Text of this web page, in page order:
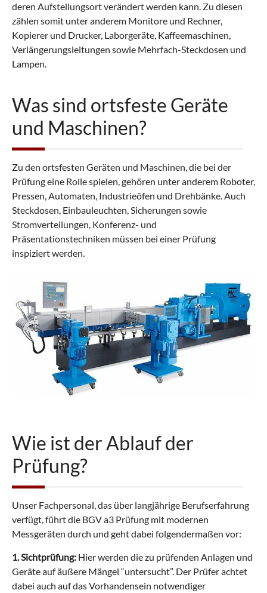
deren Aufstellungsort verändert werden kann. Zu diesen
zählen somit unter anderem Monitore und Rechner,
Kopierer und Drucker, Laborgeräte, Kaffeemaschinen,
Verlängerungsleitungen sowie Mehrfach-Steckdosen und
Lampen.
Was sind ortsfeste Geräte
und Maschinen?
Zu den ortsfesten Geräten und Maschinen, die bei der
Prüfung eine Rolle spielen, gehören unter anderem Roboter,
Pressen, Automaten, Industrieöfen und Drehbänke. Auch
Steckdosen, Einbauleuchten, Sicherungen sowie
Stromverteilungen, Konferenz- und
Präsentationstechniken müssen bei einer Prüfung
inspiziert werden.
Wie ist der Ablauf der
Prüfung?
Unser Fachpersonal, das über langjährige Berufserfahrung
verfügt, führt die BGV a3 Prüfung mit modernen
Messgeräten durch und geht dabei folgendermaßen vor:
1. Sichtprüfung: Hier werden die zu prüfenden Anlagen und
Geräte auf äußere Mängel “untersucht”. Der Prüfer achtet
dabei auch auf das Vorhandensein notwendiger